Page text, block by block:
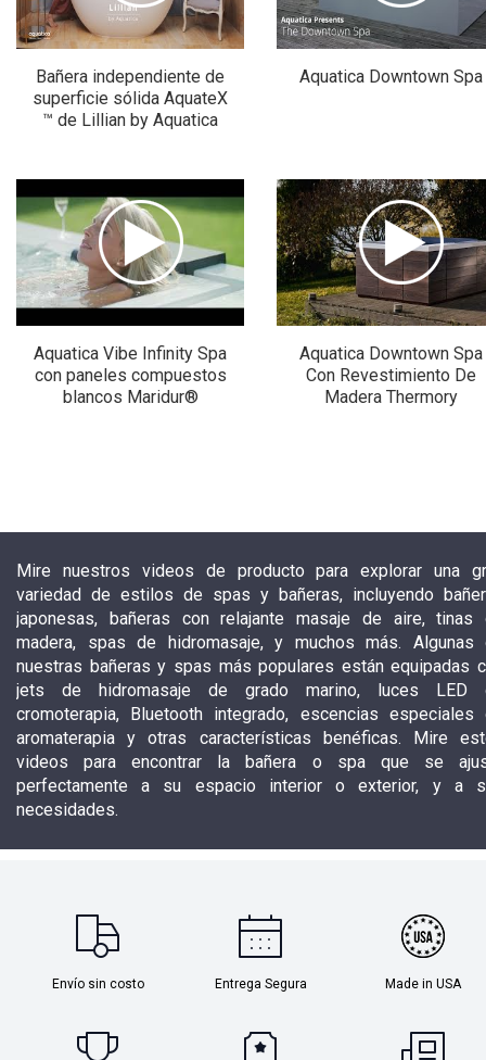
Bañera independiente de
superficie sólida AquateX
™ de Lillian by Aquatica
Aquatica Downtown Spa
Aquatica Vibe Infinity Spa
con paneles compuestos
blancos Maridur®
Aquatica Downtown Spa
Con Revestimiento De
Madera Thermory
Mire nuestros videos de producto para explorar una
variedad de estilos de spas y bañeras, incluyendo
japonesas, bañeras con relajante masaje de aire, tinas
madera, spas de hidromasaje, y muchos más. Algunas
nuestras bañeras y spas más populares están equipadas
jets de hidromasaje de grado marino, luces LED
cromoterapia, Bluetooth integrado, escencias especiales
aromaterapia y otras características benéficas. Mire
videos para encontrar la bañera o spa que se
perfectamente a su espacio interior o exterior, y a
necesidades.
Envío sin costo Entrega Segura Made in USA